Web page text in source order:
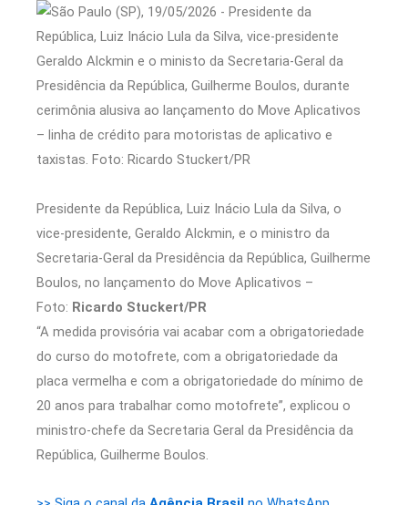
Presidente da República, Luiz Inácio Lula da Silva, o
vice-presidente, Geraldo Alckmin, e o ministro da
Secretaria-Geral da Presidência da República, Guilherme
Boulos, no lançamento do Move Aplicativos –
Foto: Ricardo Stuckert/PR
“A medida provisória vai acabar com a obrigatoriedade
do curso do motofrete, com a obrigatoriedade da
placa vermelha e com a obrigatoriedade do mínimo de
20 anos para trabalhar como motofrete”, explicou o
ministro-chefe da Secretaria Geral da Presidência da
República, Guilherme Boulos.